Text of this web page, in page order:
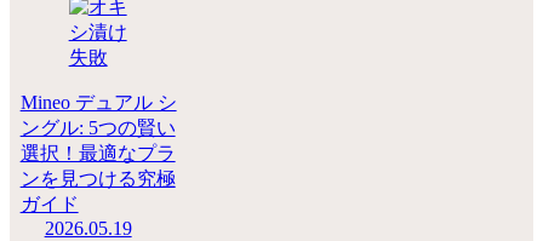
Mineo デュアル シ
ングル: 5つの賢い
選択！最適なプラ
ンを見つける究極
ガイド
2026.05.19